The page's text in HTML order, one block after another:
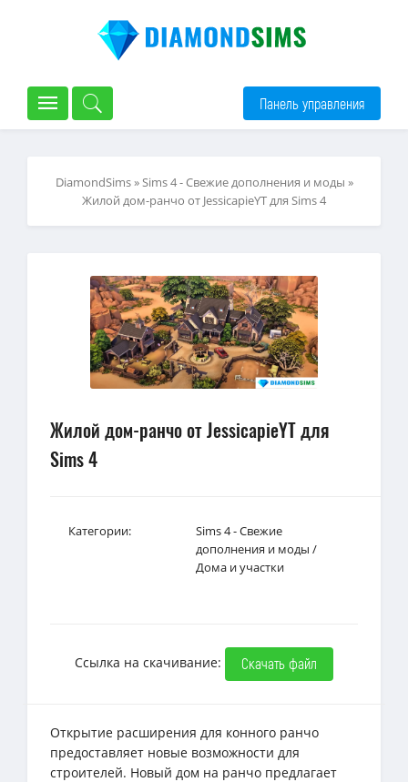
Панель управления
DiamondSims»Sims 4 - Свежие дополнения и моды »
Жилой дом-ранчо от JessicapieYT для Sims 4
Жилой дом-ранчо от JessicapieYT для
Sims 4
Категории:
Sims 4 - Свежие
дополнения и моды /
Дома и участки
Ссылка на скачивание: Скачать файл
Открытие расширения для конного ранчо
предоставляет новые возможности для
строителей. Новый дом на ранчо предлагает